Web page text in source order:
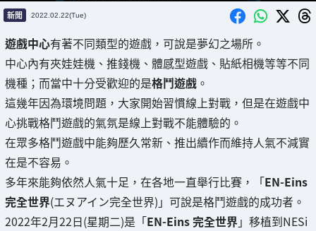
新聞 2022.02.22(Tue)
遊戲中心有著不同類型的遊戲，可說是夢幻之場所。
中心內有夾娃娃機、推錢機、體感型遊戲、貼紙相機等等不同
機種；而當中十分受歡迎的是格鬥遊戲 。
這幾年因為環境問題，大家開始習慣線上對戰，但是在遊戲中
心挑戰格鬥遊戲的氣氛是線上對戰不能體驗的。
在眾多格鬥遊戲中能夠歷久常新、推出續作而維持人氣不減實
在是不容易。
多年來能夠依然人氣十足，在各地一直舉行比賽，「EN-Eins
完全世界(エヌアイン完全世界)」可說是格鬥遊戲的成功者。
2022年2月22日(星期二)是「EN-Eins 完全世界」移植到NESi